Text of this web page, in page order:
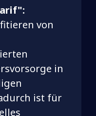
von
in
ist für